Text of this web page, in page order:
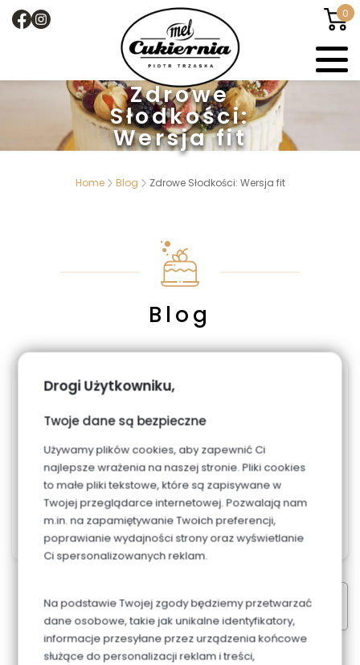
Drogi Użytkowniku,
Twoje dane są bezpieczne
Używamy plików cookies, aby zapewnić Ci
najlepsze wrażenia na naszej stronie. Pliki cookies
to małe pliki tekstowe, które są zapisywane w
Twojej przeglądarce internetowej. Pozwalają nam
m.in. na zapamiętywanie Twoich preferencji,
poprawianie wydajności strony oraz wyświetlanie
Ci spersonalizowanych reklam.
Na podstawie Twojej zgody będziemy przetwarzać
dane osobowe, takie jak unikalne identyfikatory,
informacje przesyłane przez urządzenia końcowe
służące do personalizacji reklam i treści,
0
Zdrowe
Słodkości:
Wersja fit
Home Blog Zdrowe Słodkości: Wersja fit
Blog
Zdrowe Słodkości:
Wersja fit
< Wróć do aktualności